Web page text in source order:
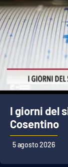
I giorni del
Cosentino
5 agosto 2026